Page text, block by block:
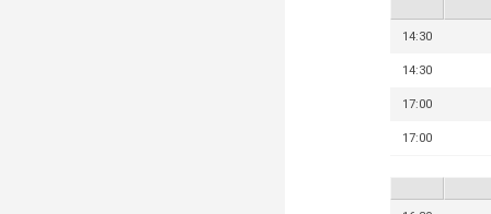
14:30
14:30
17:00
17:00